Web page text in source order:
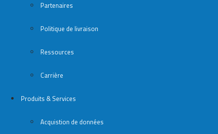
Partenaires
Politique de livraison
Ressources
Carrière
Produits & Services
Acquistion de données